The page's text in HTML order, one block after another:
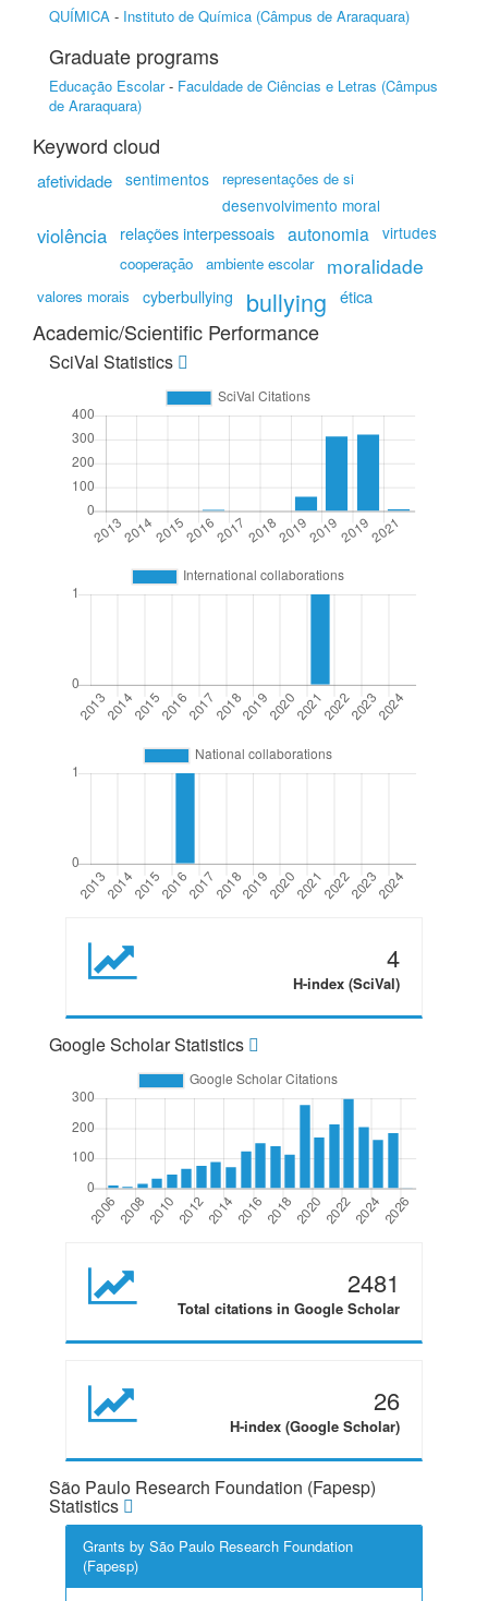
QUÍMICA - Instituto de Química (Câmpus de Araraquara)
Graduate programs
Educação Escolar- Faculdade de Ciências e Letras (Câmpus
de Araraquara)
Keyword cloud
afetividade sentimentos representações de si
desenvolvimento moral
violência relações interpessoais autonomia virtudes
cooperação ambiente escolar moralidade
valores morais cyberbullying bullying ética
Academic/Scientific Performance
SciVal Statistics
4
H-index (SciVal)
Google Scholar Statistics
2481
Total citations in Google Scholar
26
H-index (Google Scholar)
São Paulo Research Foundation (Fapesp)
Statistics
Grants by São Paulo Research Foundation
(Fapesp)